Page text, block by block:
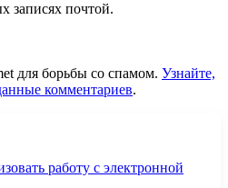
записях почтой.
для борьбы со спамом. Узнайте,
комментариев.
работу с электронной